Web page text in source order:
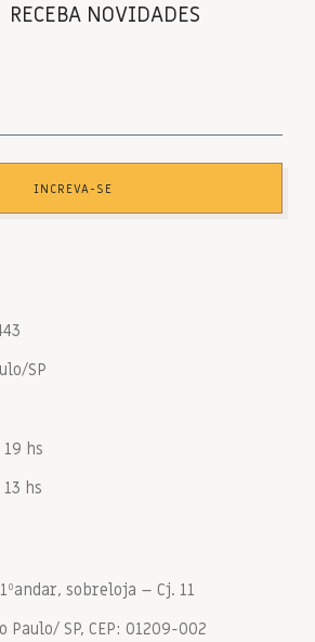
RECEBA NOVIDADES
INCREVA-SE
SP
hs
hs
sobreloja – Cj. 11
SP, CEP: 01209-002